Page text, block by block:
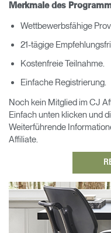
Merkmale des
Wettbewerbsfähige
21-tägige
Kostenfreie Teilnahme.
Einfache Registrierung.
Noch kein Mitglied im CJ
Einfach unten klicken und
Weiterführende
Affiliate.